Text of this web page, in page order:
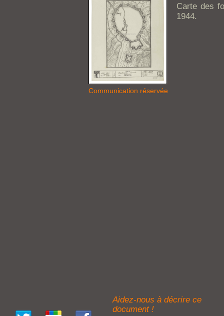
Communication réservée
Carte des
1944.
Aidez-nous à décrire ce
document !